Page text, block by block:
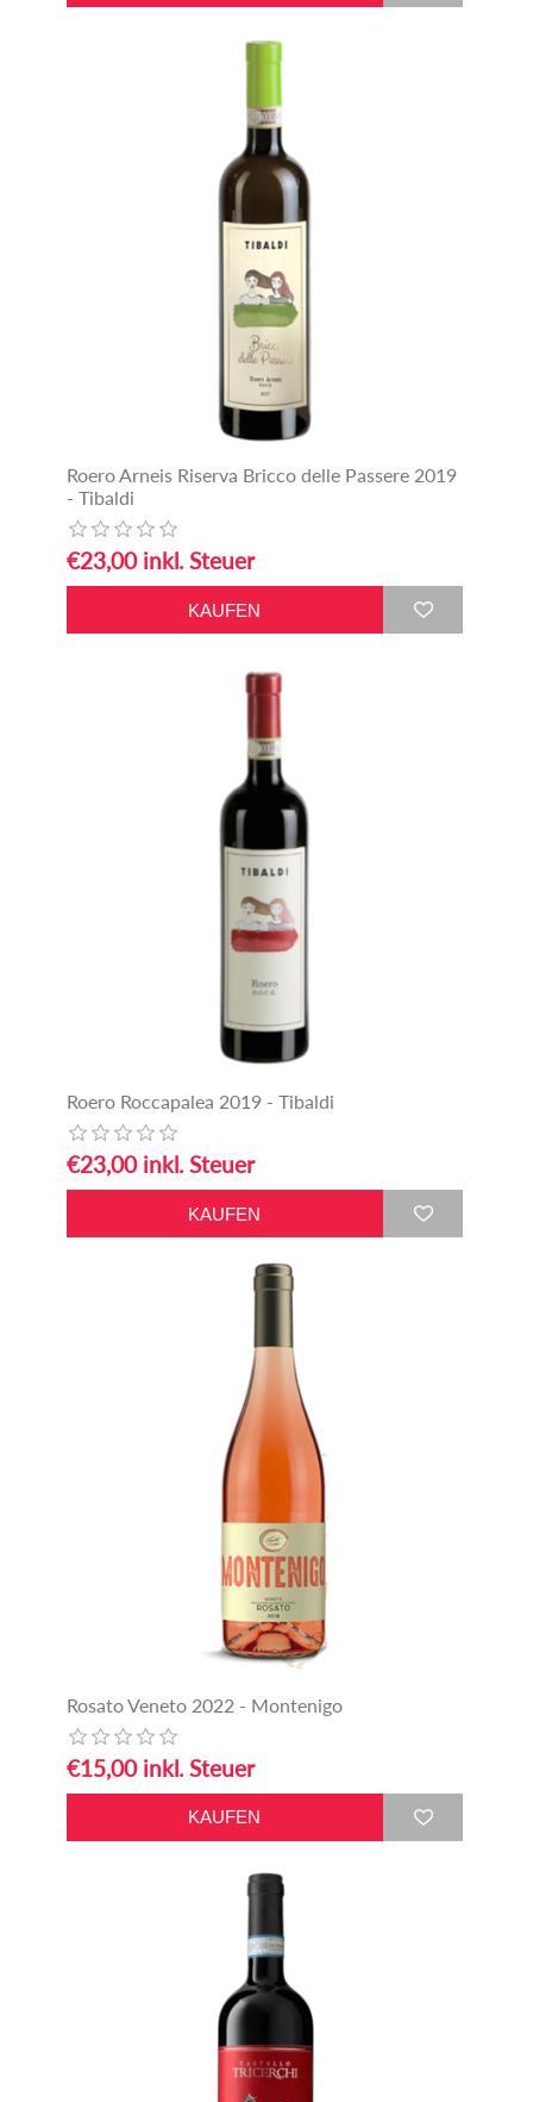
Roero Arneis Riserva Bricco delle Passere 2019
- Tibaldi
€23,00 inkl. Steuer
Roero Roccapalea 2019 - Tibaldi
€23,00 inkl. Steuer
Rosato Veneto 2022 - Montenigo
€15,00 inkl. Steuer